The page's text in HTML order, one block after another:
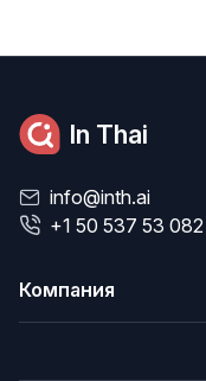
In Thai
info@inth.ai
+1 50 537 53 082
Компания